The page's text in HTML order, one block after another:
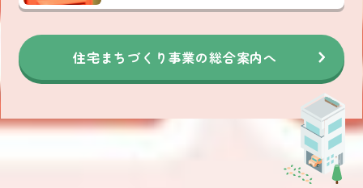
住宅まちづくり事業の総合案内へ